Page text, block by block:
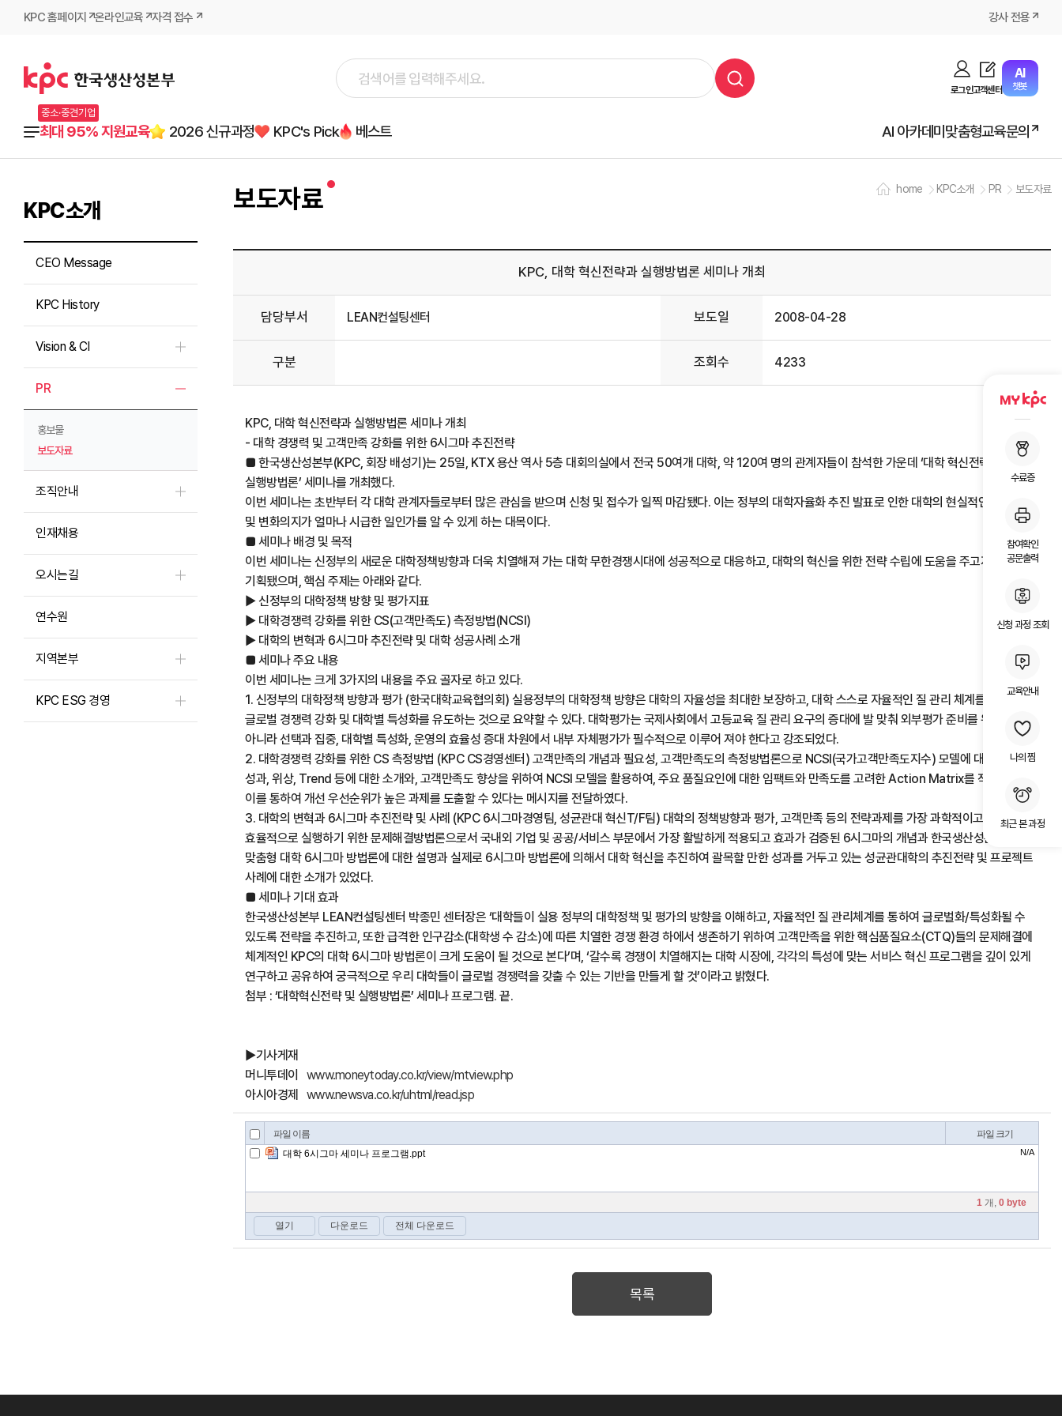
KPC 홈페이지 온라인교육 자격 접수 강사 전용
로그인고객센터
AI
챗봇
중소·중견기업
최대 95% 지원교육 2026 신규과정 KPC's Pick 베스트 AI 아카데미 맞춤형교육문의
수료증
참여확인
공문출력
신청 과정 조회
교육안내
나의 찜
최근 본 과정
KPC소개
CEO Message
KPC History
Vision & CI
PR
홍보물
보도자료
조직안내
인재채용
오시는길
연수원
지역본부
KPC ESG 경영
home KPC소개 PR 보도자료
보도자료
KPC, 대학 혁신전략과 실행방법론 세미나 개최
담당부서 LEAN컨설팅센터 보도일 2008-04-28
구분 조회수 4233
KPC, 대학 혁신전략과 실행방법론 세미나 개최
- 대학 경쟁력 및 고객만족 강화를 위한 6시그마 추진전략
■ 한국생산성본부(KPC, 회장 배성기)는 25일, KTX 용산 역사 5층 대회의실에서 전국 50여개 대학, 약 120여 명의 관계자들이 참석한 가운데 ‘대학 혁신전략과
실행방법론’ 세미나를 개최했다.
이번 세미나는 초반부터 각 대학 관계자들로부터 많은 관심을 받으며 신청 및 접수가 일찍 마감됐다. 이는 정부의 대학자율화 추진 발표로 인한 대학의 현실적인 전략수립
및 변화의지가 얼마나 시급한 일인가를 알 수 있게 하는 대목이다.
■ 세미나 배경 및 목적
이번 세미나는 신정부의 새로운 대학정책방향과 더욱 치열해져 가는 대학 무한경쟁시대에 성공적으로 대응하고, 대학의 혁신을 위한 전략 수립에 도움을 주고자
기획됐으며, 핵심 주제는 아래와 같다.
▶ 신정부의 대학정책 방향 및 평가지표
▶ 대학경쟁력 강화를 위한 CS(고객만족도) 측정방법(NCSI)
▶ 대학의 변혁과 6시그마 추진전략 및 대학 성공사례 소개
■ 세미나 주요 내용
이번 세미나는 크게 3가지의 내용을 주요 골자로 하고 있다.
1. 신정부의 대학정책 방향과 평가 (한국대학교육협의회) 실용정부의 대학정책 방향은 대학의 자율성을 최대한 보장하고, 대학 스스로 자율적인 질 관리 체계를 구축하여
글로벌 경쟁력 강화 및 대학별 특성화를 유도하는 것으로 요약할 수 있다. 대학평가는 국제사회에서 고등교육 질 관리 요구의 증대에 발 맞춰 외부평가 준비를 위해서가
아니라 선택과 집중, 대학별 특성화, 운영의 효율성 증대 차원에서 내부 자체평가가 필수적으로 이루어 져야 한다고 강조되었다.
2. 대학경쟁력 강화를 위한 CS 측정방법 (KPC CS경영센터) 고객만족의 개념과 필요성, 고객만족도의 측정방법론으로 NCSI(국가고객만족도지수) 모델에 대한 개념,
성과, 위상, Trend 등에 대한 소개와, 고객만족도 향상을 위하여 NCSI 모델을 활용하여, 주요 품질요인에 대한 임팩트와 만족도를 고려한 Action Matrix를 작성하고,
이를 통하여 개선 우선순위가 높은 과제를 도출할 수 있다는 메시지를 전달하였다.
3. 대학의 변혁과 6시그마 추진전략 및 사례 (KPC 6시그마경영팀, 성균관대 혁신T/F팀) 대학의 정책방향과 평가, 고객만족 등의 전략과제를 가장 과학적이고,
효율적으로 실행하기 위한 문제해결방법론으로서 국내외 기업 및 공공/서비스 부문에서 가장 활발하게 적용되고 효과가 검증된 6시그마의 개념과 한국생산성본부의
맞춤형 대학 6시그마 방법론에 대한 설명과 실제로 6시그마 방법론에 의해서 대학 혁신을 추진하여 괄목할 만한 성과를 거두고 있는 성균관대학의 추진전략 및 프로젝트
사례에 대한 소개가 있었다.
■ 세미나 기대 효과
한국생산성본부 LEAN컨설팅센터 박종민 센터장은 ‘대학들이 실용 정부의 대학정책 및 평가의 방향을 이해하고, 자율적인 질 관리체계를 통하여 글로벌화/특성화될 수
있도록 전략을 추진하고, 또한 급격한 인구감소(대학생 수 감소)에 따른 치열한 경쟁 환경 하에서 생존하기 위하여 고객만족을 위한 핵심품질요소(CTQ)들의 문제해결에
체계적인 KPC의 대학 6시그마 방법론이 크게 도움이 될 것으로 본다’며, ‘갈수록 경쟁이 치열해지는 대학 시장에, 각각의 특성에 맞는 서비스 혁신 프로그램을 깊이 있게
연구하고 공유하여 궁극적으로 우리 대학들이 글로벌 경쟁력을 갖출 수 있는 기반을 만들게 할 것’이라고 밝혔다.
첨부 : ‘대학혁신전략 및 실행방법론’ 세미나 프로그램. 끝.
▶기사게재
머니투데이 www.moneytoday.co.kr/view/mtview.php
아시아경제 www.newsva.co.kr/uhtml/read.jsp
목록